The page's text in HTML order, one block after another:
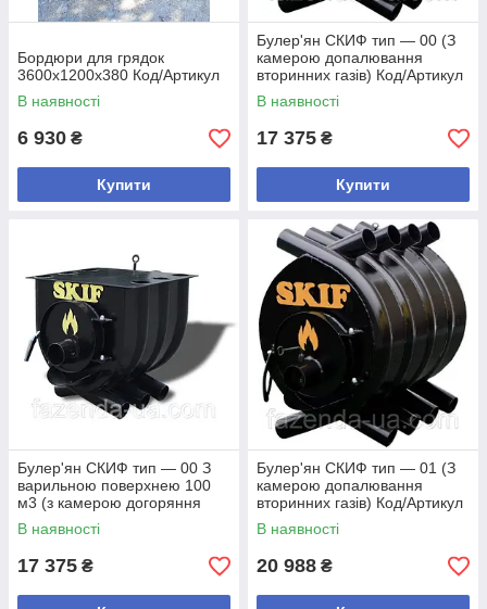
Бордюри для грядок
3600х1200х380 Код/Артикул
В наявності
6 930 ₴
Купити
Булер'ян СКИФ тип — 00 (З
камерою допалювання
вторинних газів) Код/Артикул
В наявності
17 375 ₴
Купити
Булер'ян СКИФ тип — 00 З
варильною поверхнею 100
м3 (з камерою догоряння
вторинних газів) Код/Артикул
В наявності
17 375 ₴
Булер'ян СКИФ тип — 01 (З
камерою допалювання
вторинних газів) Код/Артикул
В наявності
20 988 ₴